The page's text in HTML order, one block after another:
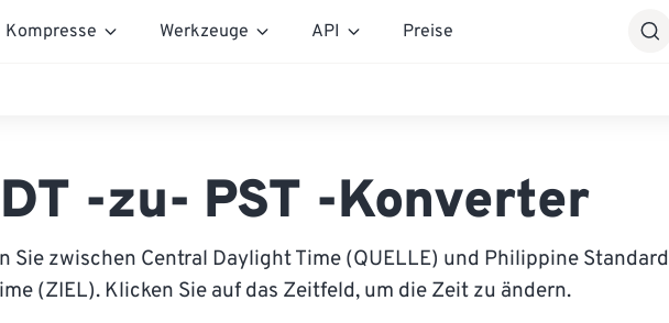
Kompresse Werkzeuge API Preise
-zu- PST -Konverter
Sie zwischen Central Daylight Time (QUELLE) und Philippine Standard
(ZIEL). Klicken Sie auf das Zeitfeld, um die Zeit zu ändern.